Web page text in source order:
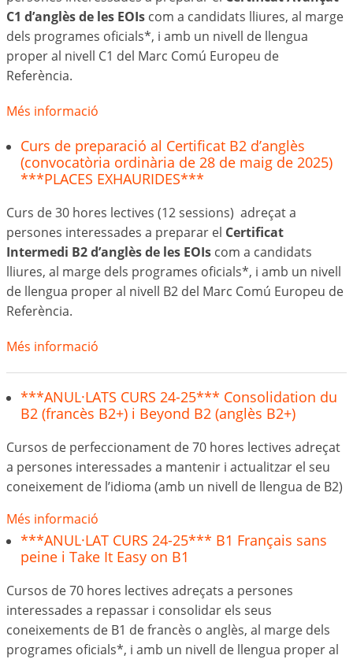
C1 d’anglès de les EOIs com a candidats lliures, al marge
dels programes oficials*, i amb un nivell de llengua
proper al nivell C1 del Marc Comú Europeu de
Referència.
Més informació
Curs de preparació al Certificat B2 d’anglès
(convocatòria ordinària de 28 de maig de 2025)
***PLACES EXHAURIDES***
Curs de 30 hores lectives (12 sessions) adreçat a
persones interessades a preparar el Certificat
Intermedi B2 d’anglès de les EOIs com a candidats
lliures, al marge dels programes oficials*, i amb un nivell
de llengua proper al nivell B2 del Marc Comú Europeu de
Referència.
Més informació
***ANUL·LATS CURS 24-25*** Consolidation du
B2 (francès B2+) i Beyond B2 (anglès B2+)
Cursos de perfeccionament de 70 hores lectives adreçat
a persones interessades a mantenir i actualitzar el seu
coneixement de l’idioma (amb un nivell de llengua de B2)
Més informació
***ANUL·LAT CURS 24-25*** B1 Français sans
peine i Take It Easy on B1
Cursos de 70 hores lectives adreçats a persones
interessades a repassar i consolidar els seus
coneixements de B1 de francès o anglès, al marge dels
programes oficials*, i amb un nivell de llengua proper al